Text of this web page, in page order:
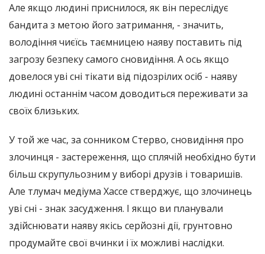
Але якщо людині приснилося, як він переслідує
бандита з метою його затримання, - значить,
володіння чиєїсь таємницею наяву поставить під
загрозу безпеку самого сновидіння. А ось якщо
довелося уві сні тікати від підозрілих осіб - наяву
людині останнім часом доводиться переживати за
своїх близьких.
У той же час, за сонником Стерво, сновидіння про
злочинця - застереження, що сплячій необхідно бути
більш скрупульозним у виборі друзів і товаришів.
Але тлумач медіума Хассе стверджує, що злочинець
уві сні - знак засудження. І якщо ви планували
здійснювати наяву якісь серйозні дії, грунтовно
продумайте свої вчинки і їх можливі наслідки.